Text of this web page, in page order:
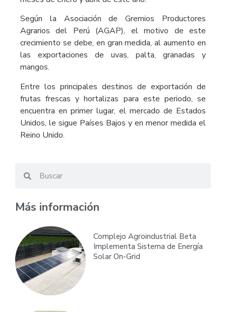
Según la Asociación de Gremios Productores
Agrarios del Perú (AGAP), el motivo de este
crecimiento se debe, en gran medida, al aumento en
las exportaciones de uvas, palta, granadas y
mangos.
Entre los principales destinos de exportación de
frutas frescas y hortalizas para este periodo, se
encuentra en primer lugar, el mercado de Estados
Unidos, le sigue Países Bajos y en menor medida el
Reino Unido.
Más información
Complejo Agroindustrial Beta
Implementa Sistema de Energía
Solar On-Grid